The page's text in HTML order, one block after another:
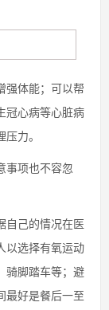
强体能；可以帮
冠心病等心脏病
力。
事项也不容忽
己的情况在医
以选择有氧运动
骑脚踏车等；避
最好是餐后一至